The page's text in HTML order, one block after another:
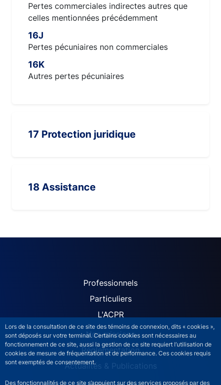
Lors de la consultation de ce site des témoins de connexion, dits « cookies »,
sont déposés sur votre terminal. Certains cookies sont nécessaires au
fonctionnement de ce site, aussi la gestion de ce site requiert l’utilisation de
cookies de mesure de fréquentation et de performance. Ces cookies requis
sont exemptés de consentement.
Des fonctionnalités de ce site s’appuient sur des services proposés par des
Pertes commerciales indirectes autres que
celles mentionnées précédemment
16J
Pertes pécuniaires non commerciales
16K
Autres pertes pécuniaires
17 Protection juridique
18 Assistance
ACPR site navigation
Professionnels
Particuliers
L'ACPR
Nos missions
Réglementation
Actualités & Publications